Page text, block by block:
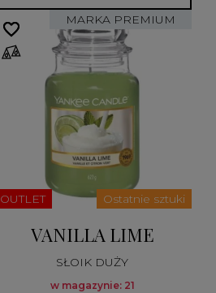
MARKA PREMIUM
OUTLET Ostatnie sztuki
VANILLA LIME
SŁOIK DUŻY
w magazynie: 21
favorite_border
favorite_border